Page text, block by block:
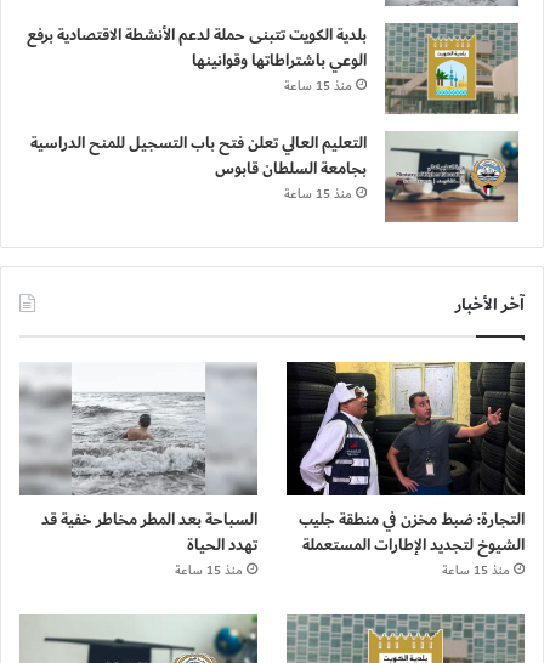
بلدية الكويت تتبنى حملة لدعم الأنشطة الاقتصادية برفع
الوعي باشتراطاتها وقوانينها
منذ 15 ساعة
التعليم العالي تعلن فتح باب التسجيل للمنح الدراسية
بجامعة السلطان قابوس
منذ 15 ساعة
آخر الأخبار
التجارة: ضبط مخزن في منطقة جليب
الشيوخ لتجديد الإطارات المستعملة
منذ 15 ساعة
السباحة بعد المطر مخاطر خفية قد
تهدد الحياة
منذ 15 ساعة